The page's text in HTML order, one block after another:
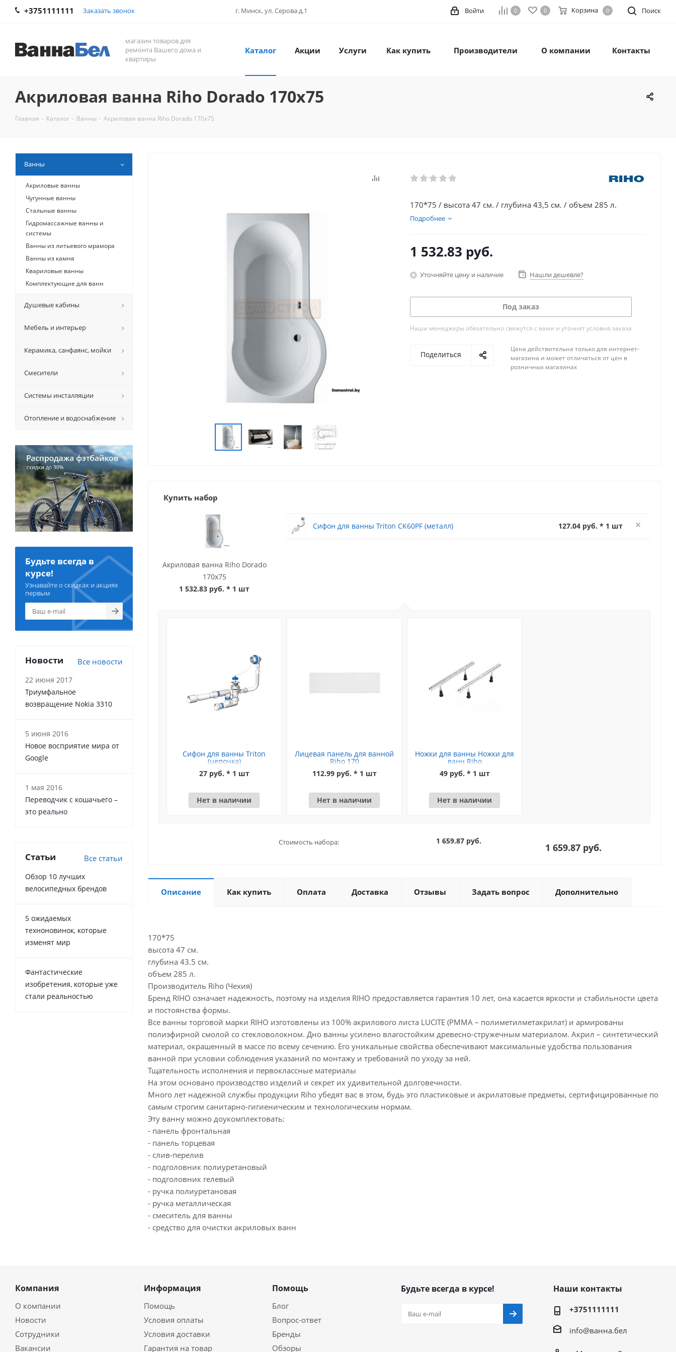
+3751111111 Заказать звонок г. Минск, ул. Серова д.1 Поиск
0 0 Корзина 0
Войти
магазин товаров для
ремонта Вашего дома и
квартиры
Каталог Акции Услуги Как купить Производители О компании Контакты
Акриловая ванна Riho Dorado 170x75
Главная - Каталог - Ванны - Акриловая ванна Riho Dorado 170x75
170*75 / высота 47 см. / глубина 43,5 см. / объем 285 л.
Подробнее
1 532.83 руб.
Уточняйте цену и наличие Нашли дешевле?
Под заказ
Наши менеджеры обязательно свяжутся с вами и уточнят условия заказа
Поделиться
Цена действительна только для интернет-
магазина и может отличаться от цен в
розничных магазинах
Купить набор
Акриловая ванна Riho Dorado
170x75
1 532.83 руб. * 1 шт
Сифон для ванны Triton CK60PF (металл) 127.04 руб. * 1 шт
Сифон для ванны Triton
(цепочка)
27 руб. * 1 шт
Нет в наличии
Лицевая панель для ванной
Riho 170
112.99 руб. * 1 шт
Нет в наличии
Ножки для ванны Ножки для
ванн Riho
49 руб. * 1 шт
Нет в наличии
Стоимость набора: 1 659.87 руб.
1 659.87 руб.
Описание Как купить Оплата Доставка Отзывы Задать вопрос Дополнительно
170*75
высота 47 см.
глубина 43.5 см.
объем 285 л.
Производитель Riho (Чехия)
Бренд RIHO означает надежность, поэтому на изделия RIHO предоставляется гарантия 10 лет, она касается яркости и стабильности цвета
и постоянства формы.
Все ванны торговой марки RIHO изготовлены из 100% акрилового листа LUCITE (PMMA – полиметилметакрилат) и армированы
полиэфирной смолой со стекловолокном. Дно ванны усилено влагостойким древесно-стружечным материалом. Акрил – синтетический
материал, окрашенный в массе по всему сечению. Его уникальные свойства обеспечивают максимальные удобства пользования
ванной при условии соблюдения указаний по монтажу и требований по уходу за ней.
Тщательность исполнения и первоклассные материалы
На этом основано производство изделий и секрет их удивительной долговечности.
Много лет надежной службы продукции Riho убедят вас в этом, будь это пластиковые и акрилатовые предметы, сертифицированные по
самым строгим санитарно-гигиеническим и технологическим нормам.
Эту ванну можно доукомплектовать:
- панель фронтальная
- панель торцевая
- слив-перелив
- подголовник полиуретановый
- подголовник гелевый
- ручка полиуретановая
- ручка металлическая
- смеситель для ванны
- средство для очистки акриловых ванн
Ванны
Акриловые ванны
Чугунные ванны
Стальные ванны
Гидромассажные ванны и
системы
Ванны из литьевого мрамора
Ванны из камня
Квариловые ванны
Комплектующие для ванн
Душевые кабины
Мебель и интерьер
Керамикa, санфаянс, мойки
Смесители
Системы инсталляции
Отопление и водоснабжение
Будьте всегда в
курсе!
Узнавайте о скидках и акциях
первым
Новости Все новости
22 июня 2017
Триумфальное
возвращение Nokia 3310
5 июня 2016
Новое восприятие мира от
Google
1 мая 2016
Переводчик с кошачьего –
это реально
Статьи Все статьи
Обзор 10 лучших
велосипедных брендов
5 ожидаемых
техноновинок, которые
изменят мир
Фантастические
изобретения, которые уже
стали реальностью
Компания
О компании
Новости
Сотрудники
Вакансии
Информация
Помощь
Условия оплаты
Условия доставки
Гарантия на товар
Помощь
Блог
Вопрос-ответ
Бренды
Обзоры
Будьте всегда в курсе! Наши контакты
+3751111111
info@ванна.бел